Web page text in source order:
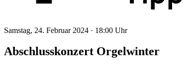
Samstag, 24. Februar 2024 · 18:00 Uhr
Abschlusskonzert Orgelwinter